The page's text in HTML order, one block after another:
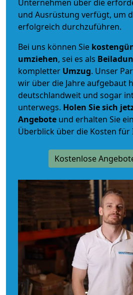
Unternehmen über die
und Ausrüstung verfügt, um
erfolgreich durchzuführen.
Bei uns können Sie
umziehen, sei es als
kompletter Umzug. Unser
wir über die Jahre aufgebaut
deutschlandweit und sogar
unterwegs. Holen Sie sich
Angebote und erhalten Sie
Überblick über die Kosten für
Kostenlose